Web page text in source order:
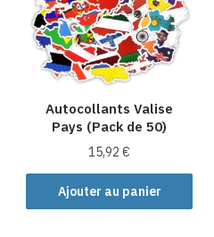
Autocollants Valise
Pays (Pack de 50)
15,92€
Ajouter au panier